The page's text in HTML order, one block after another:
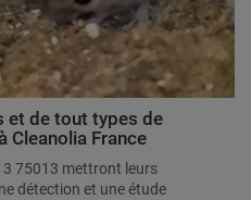
et de tout types de
Cleanolia France
75013 mettront leurs
détection et une étude